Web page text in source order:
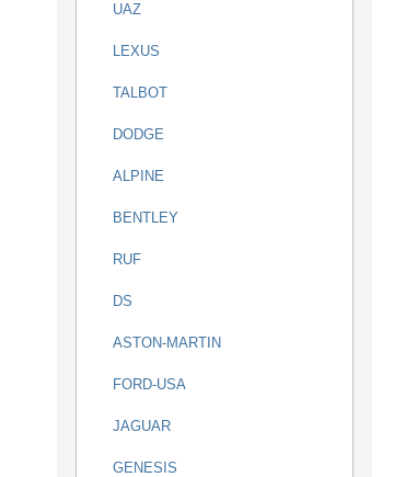
UAZ
LEXUS
TALBOT
DODGE
ALPINE
BENTLEY
RUF
DS
ASTON-MARTIN
FORD-USA
JAGUAR
GENESIS